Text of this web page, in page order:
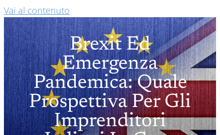
Vai al contenuto
Brexit Ed
Emergenza
Pandemica: Quale
Prospettiva Per Gli
Imprenditori